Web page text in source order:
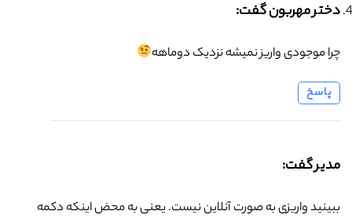
دختر مهربون گفت:
چرا موجودی واریز نمیشه نزدیک دوماهه
پاسخ
مدیر گفت:
ببینید واریزی به صورت آنلاین نیست. یعنی به محض اینکه دکمه